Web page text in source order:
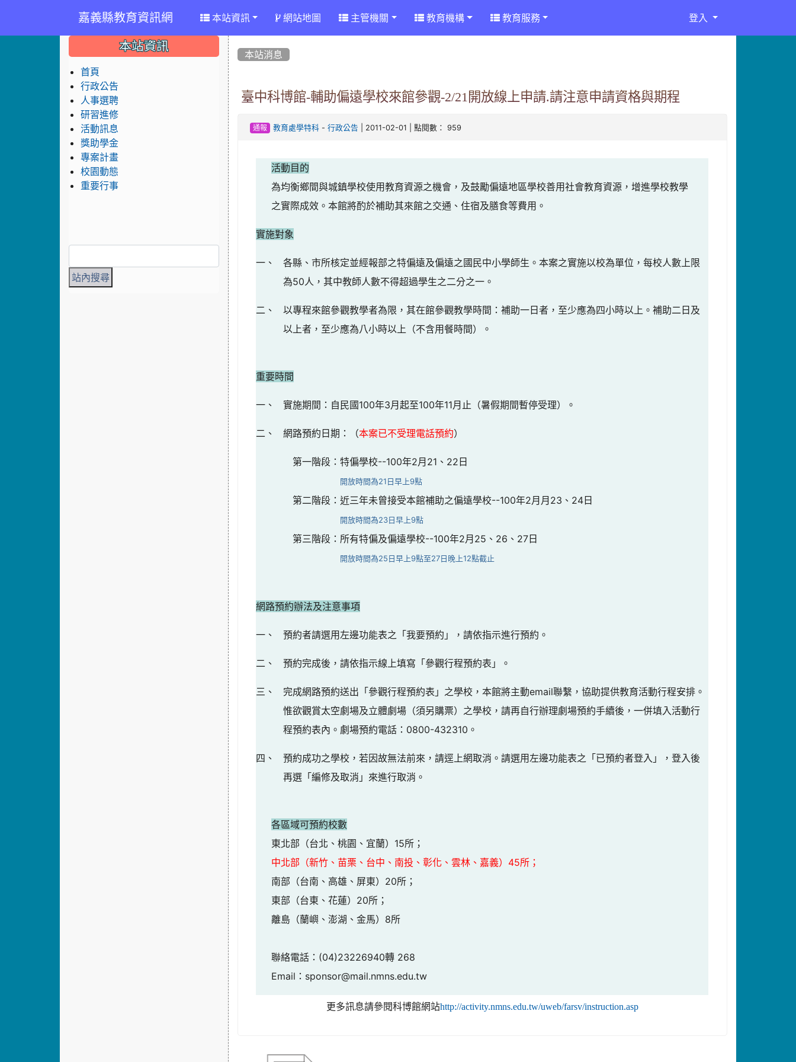
嘉義縣教育資訊網 本站資訊 網站地圖 主管機關 教育機構 教育服務 登入
本站消息
臺中科博館-輔助偏遠學校來館參觀-2/21開放線上申請.請注意申請資格與期程
通報 教育處學特科 - 行政公告 | 2011-02-01 | 點閱數： 959
活動目的
為均衡鄉間與城鎮學校使用教育資源之機會，及鼓勵偏遠地區學校善用社會教育資源，增進學校教學
之實際成效。本館將酌於補助其來館之交通、住宿及膳食等費用。
實施對象
一、
各縣、市所核定並經報部之特偏遠及偏遠之國民中小學師生。本案之實施以校為單位，每校人數上限
為50人，其中教師人數不得超過學生之二分之一。
二、
以專程來館參觀教學者為限，其在館參觀教學時間：補助一日者，至少應為四小時以上。補助二日及
以上者，至少應為八小時以上（不含用餐時間）。
重要時間
一、 實施期間：自民國100年3月起至100年11月止（暑假期間暫停受理）。
二、 網路預約日期：（本案已不受理電話預約）
第一階段：特偏學校--100年2月21、22日
開放時間為21日早上9點
第二階段：近三年未曾接受本館補助之偏遠學校--100年2月月23、24日
開放時間為23日早上9點
第三階段：所有特偏及偏遠學校--100年2月25、26、27日
開放時間為25日早上9點至27日晚上12點截止
網路預約辦法及注意事項
一、 預約者請選用左邊功能表之「我要預約」，請依指示進行預約。
二、 預約完成後，請依指示線上填寫「參觀行程預約表」。
三、
完成網路預約送出「參觀行程預約表」之學校，本館將主動email聯繫，協助提供教育活動行程安排。
惟欲觀賞太空劇場及立體劇場（須另購票）之學校，請再自行辦理劇場預約手續後，一併填入活動行
程預約表內。劇場預約電話：0800-432310。
四、
預約成功之學校，若因故無法前來，請逕上網取消。請選用左邊功能表之「已預約者登入」，登入後
再選「編修及取消」來進行取消。
各區域可預約校數
東北部（台北、桃園、宜蘭）15所；
中北部（新竹、苗栗、台中、南投、彰化、雲林、嘉義）45所；
南部（台南、高雄、屏東）20所；
東部（台東、花蓮）20所；
離島（蘭嶼、澎湖、金馬）8所
聯絡電話：(04)23226940轉 268
Email：sponsor@mail.nmns.edu.tw
更多訊息請參閱科博館網站http://activity.nmns.edu.tw/uweb/farsv/instruction.asp
::: 本站資訊
首頁
行政公告
人事選聘
研習進修
活動訊息
獎助學金
專案計畫
校園動態
重要行事